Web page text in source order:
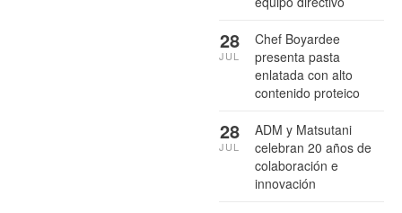
Chef Boyardee
presenta pasta
enlatada con alto
contenido proteico
28
JUL
ADM y Matsutani
celebran 20 años de
colaboración e
innovación
28
JUL